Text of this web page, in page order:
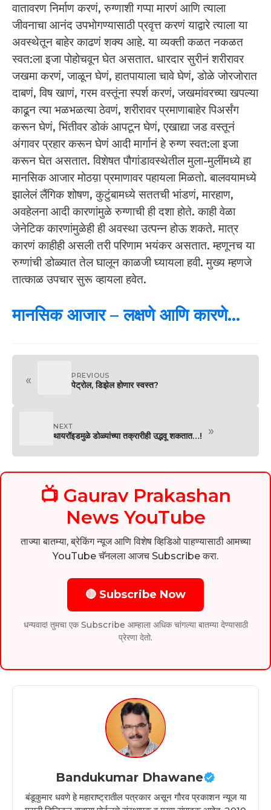
वातावरण निर्माण करणं, रुग्णाशी गप्पा मारणं आणि त्याला
जीवनाचा आनंद उपभोगण्यासाठी प्रवृत्त करणं याद्वारे त्याला या
अवस्थेतून बाहेर काढणं शक्य आहे. या व्यक्ती कळत नकळत
स्वत:ला इजा पोहोचवून घेत असतात. धारदार सुरीनं शरीरावर
जखमा करणं, जाळून घेणं, हातपायाला चावे घेणं, डोळे जोरजोरात
दाबणं, विष खाणं, गरम वस्तूंना स्पर्श करणं, जखमांवरच्या खपल्या
काढून त्या भळभळत्या ठेवणं, शरीरावर प्रमाणाबाहेर पिअर्संग
करून घेणं, भिंतीवर डोकं आपटून घेणं, एखाद्या जड वस्तूनं
अंगावर प्रहार करून घेणं आदी मार्गानं हे रुग्ण स्वत:ला इजा
करून घेत असतात. विशेषत पौगांडावस्थेतील मुला-मुलींमध्ये हा
मानसिक आजार मोठय़ा प्रमाणावर पहायला मिळतो. बालवयामध्ये
झालेलं लैंगिक शोषण, कुटुंबामध्ये सततची भांडणं, मारहाण,
अवहेलना आदी कारणांमुळे रुग्णाची ही दशा होते. काही वेळा
जेनेटिक कारणांमुळेही ही अवस्था उत्पन्न होऊ शकते. मात्र
कारणं काहीही असली तरी परिणाम भयंकर असतात. म्हणूनच या
रुग्णांची डोळ्यात तेल घालून काळजी घ्यायला हवी. मुख्य म्हणजे
तात्काळ उपचार सुरू व्हायला हवेत.
मानसिक आजार – लक्षणे आणि कारणे…
« PREVIOUS
पेट्रोल, डिझेल होणार स्वस्त?
NEXT
थायरॉइडमुळे डोळ्यांच्या तक्रारीही उद्भवू शकतात…! »
📺 Gaurav Prakashan
News YouTube
ताज्या बातम्या, ब्रेकिंग न्यूज आणि विशेष व्हिडिओ पाहण्यासाठी आमच्या
YouTube चॅनलला आजच Subscribe करा.
🔴 Subscribe Now
धन्यवाद! तुमचा एक Subscribe आम्हाला अधिक चांगल्या बातम्या देण्यासाठी
प्रेरणा देतो.
Bandukumar Dhawane
बंडूकुमार धवणे हे महाराष्ट्रातील पत्रकार असून गौरव प्रकाशन न्यूज या